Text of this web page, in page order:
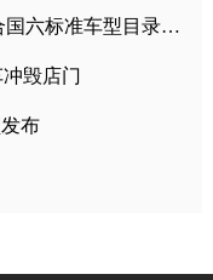
“国六排放标准”7月1号正式实施 符合国六标准车型目录一览
毁店门
布